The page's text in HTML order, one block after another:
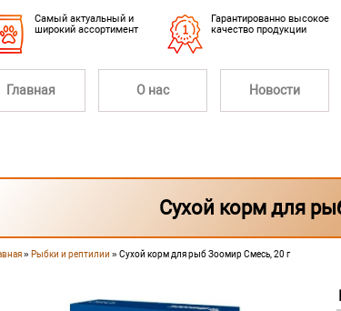
Cамый актуальный и
широкий ассортимент
Гарантированно высокое
качество продукции
Главная О нас Новости
Сухой корм для
здесь
» Рыбки и рептилии » Сухой корм для рыб Зоомир Смесь, 20 г